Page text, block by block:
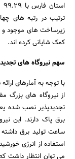
ترتیب در رتبه های
زیرساخت های موجود و
کمک شایانی کرده اند.
سهم نیروگاه های
با توجه به آمارهای
ساعت تولید برق داشته
استفاده از انرژی
می توان انتظار داشت